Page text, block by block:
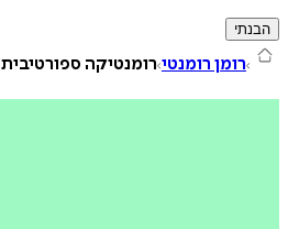
הבנתי
רומן רומנטי רומנטיקה ספורטיבית